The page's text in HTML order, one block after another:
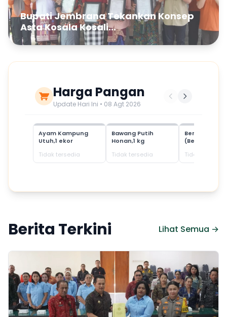
Bupati Jembrana Tekankan Konsep
Asta Kosala Kosali...
Harga Pangan
Update Hari Ini • 08 Agt 2026
Ayam Kampung
Utuh,1 ekor
Tidak tersedia
Bawang Putih
Honan,1 kg
Tidak tersedia
Beras
(Beras SPHP)
Tidak tersedia
Berita Terkini Lihat Semua →